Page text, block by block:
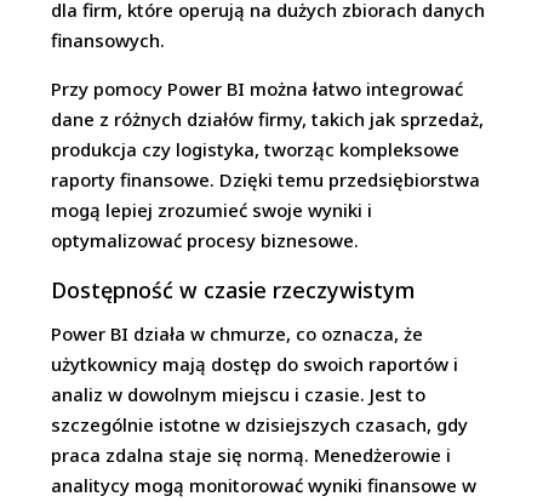
dla firm, które operują na dużych zbiorach danych
finansowych.
Przy pomocy Power BI można łatwo integrować
dane z różnych działów firmy, takich jak sprzedaż,
produkcja czy logistyka, tworząc kompleksowe
raporty finansowe. Dzięki temu przedsiębiorstwa
mogą lepiej zrozumieć swoje wyniki i
optymalizować procesy biznesowe.
Dostępność w czasie rzeczywistym
Power BI działa w chmurze, co oznacza, że
użytkownicy mają dostęp do swoich raportów i
analiz w dowolnym miejscu i czasie. Jest to
szczególnie istotne w dzisiejszych czasach, gdy
praca zdalna staje się normą. Menedżerowie i
analitycy mogą monitorować wyniki finansowe w